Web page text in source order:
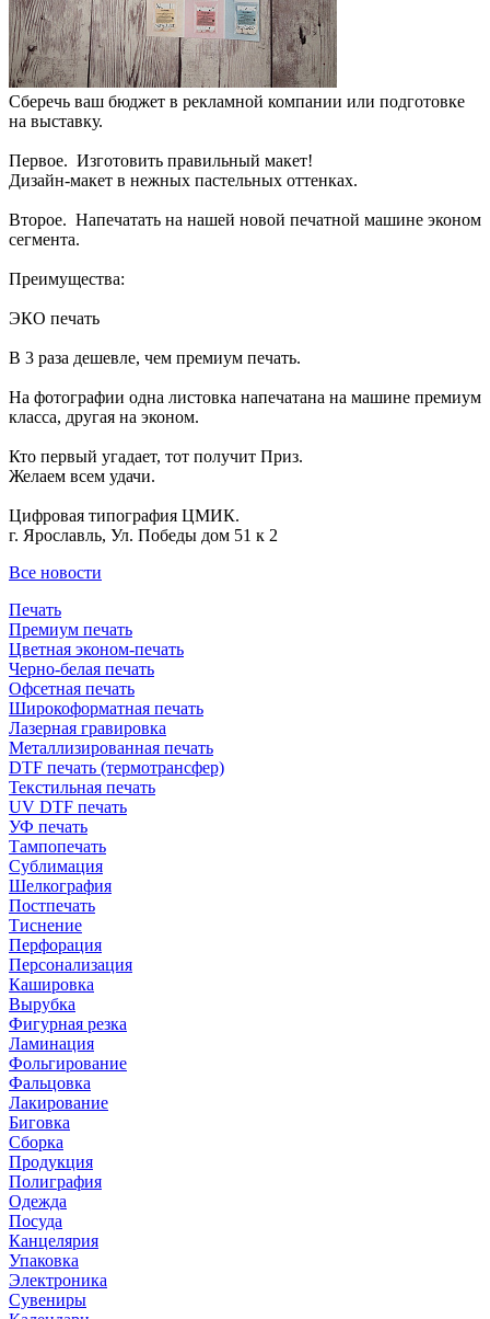
Сберечь ваш бюджет в рекламной компании или подготовке
на выставку.
Первое. Изготовить правильный макет!
Дизайн-макет в нежных пастельных оттенках.
Второе. Напечатать на нашей новой печатной машине эконом
сегмента.
Преимущества:
ЭКО печать
В 3 раза дешевле, чем премиум печать.
На фотографии одна листовка напечатана на машине премиум
класса, другая на эконом.
Кто первый угадает, тот получит Приз.
Желаем всем удачи.
Цифровая типография ЦМИК.
г. Ярославль, Ул. Победы дом 51 к 2
Все новости
Печать
Премиум печать
Цветная эконом-печать
Черно-белая печать
Офсетная печать
Широкоформатная печать
Лазерная гравировка
Металлизированная печать
DTF печать (термотрансфер)
Текстильная печать
UV DTF печать
УФ печать
Тампопечать
Сублимация
Шелкография
Постпечать
Тиснение
Перфорация
Персонализация
Кашировка
Вырубка
Фигурная резка
Ламинация
Фольгирование
Фальцовка
Лакирование
Биговка
Сборка
Продукция
Полиграфия
Одежда
Посуда
Канцелярия
Упаковка
Электроника
Сувениры